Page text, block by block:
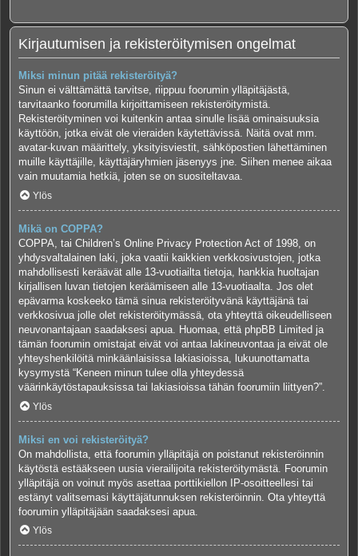
Kirjautumisen ja rekisteröitymisen ongelmat
Miksi minun pitää rekisteröityä?
Sinun ei välttämättä tarvitse, riippuu foorumin ylläpitäjästä,
tarvitaanko foorumilla kirjoittamiseen rekisteröitymistä.
Rekisteröityminen voi kuitenkin antaa sinulle lisää ominaisuuksia
käyttöön, jotka eivät ole vieraiden käytettävissä. Näitä ovat mm.
avatar-kuvan määrittely, yksityisviestit, sähköpostien lähettäminen
muille käyttäjille, käyttäjäryhmien jäsenyys jne. Siihen menee aikaa
vain muutamia hetkiä, joten se on suositeltavaa.
Ylös
Mikä on COPPA?
COPPA, tai Children’s Online Privacy Protection Act of 1998, on
yhdysvaltalainen laki, joka vaatii kaikkien verkkosivustojen, jotka
mahdollisesti keräävät alle 13-vuotiailta tietoja, hankkia huoltajan
kirjallisen luvan tietojen keräämiseen alle 13-vuotiaalta. Jos olet
epävarma koskeeko tämä sinua rekisteröityvänä käyttäjänä tai
verkkosivua jolle olet rekisteröitymässä, ota yhteyttä oikeudelliseen
neuvonantajaan saadaksesi apua. Huomaa, että phpBB Limited ja
tämän foorumin omistajat eivät voi antaa lakineuvontaa ja eivät ole
yhteyshenkilöitä minkäänlaisissa lakiasioissa, lukuunottamatta
kysymystä “Keneen minun tulee olla yhteydessä
väärinkäytöstapauksissa tai lakiasioissa tähän foorumiin liittyen?”.
Ylös
Miksi en voi rekisteröityä?
On mahdollista, että foorumin ylläpitäjä on poistanut rekisteröinnin
käytöstä estääkseen uusia vierailijoita rekisteröitymästä. Foorumin
ylläpitäjä on voinut myös asettaa porttikiellon IP-osoitteellesi tai
estänyt valitsemasi käyttäjätunnuksen rekisteröinnin. Ota yhteyttä
foorumin ylläpitäjään saadaksesi apua.
Ylös